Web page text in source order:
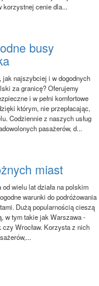
korzystnej cenie dla...
busy
jak najszybciej i w dogodnych
za granicę? Oferujemy
i w pełni komfortowe
którym, nie przepłacając,
Codziennie z naszych usług
pasażerów, d...
miast
wielu lat działa na polskim
warunki do podróżowania
Dużą popularnością cieszą
w tym takie jak Warszawa -
Wrocław. Korzysta z nich